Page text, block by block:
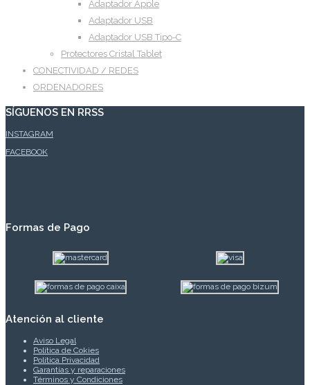
Adaptador Apple
Adaptador USB
Adaptador USB Tipo-C
Protectores Cristal Tablet
CONECTIVIDAD / REDES
ORDENADORES
SÍGUENOS EN RRSS
INSTAGRAM
FACEBOOK
Formas de Pago
Atención al cliente
Aviso Legal
Política de Cokies
Política Privacidad
Garantías y reparaciones
Términos y Condiciones